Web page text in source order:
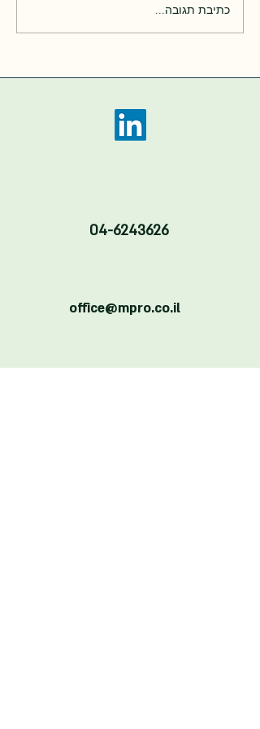
הרצאות כנס האנרגיה בקיבוצים
2025
כתיבת תגובה...
04-6243626
office@mpro.co.il